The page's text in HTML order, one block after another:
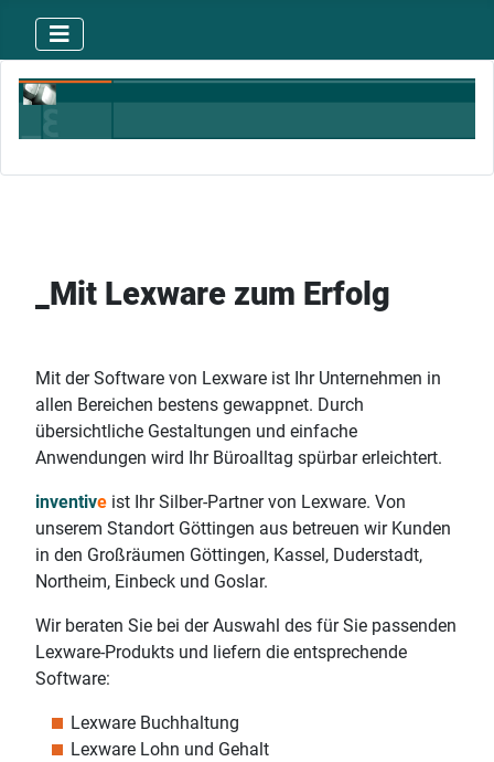
_Mit Lexware zum Erfolg
Mit der Software von Lexware ist Ihr Unternehmen in
allen Bereichen bestens gewappnet. Durch
übersichtliche Gestaltungen und einfache
Anwendungen wird Ihr Büroalltag spürbar erleichtert.
inventive ist Ihr Silber-Partner von Lexware. Von
unserem Standort Göttingen aus betreuen wir Kunden
in den Großräumen Göttingen, Kassel, Duderstadt,
Northeim, Einbeck und Goslar.
Wir beraten Sie bei der Auswahl des für Sie passenden
Lexware-Produkts und liefern die entsprechende
Software:
Lexware Buchhaltung
Lexware Lohn und Gehalt